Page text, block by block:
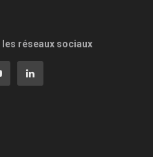
réseaux sociaux